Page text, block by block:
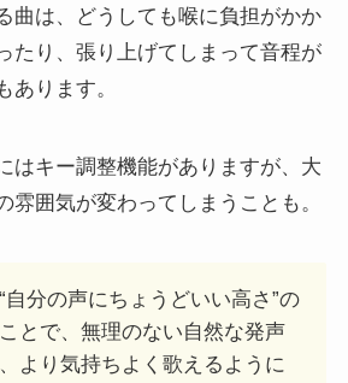
曲は、どうしても喉に負担がかか
たり、張り上げてしまって音程が
あります。
はキー調整機能がありますが、大
雰囲気が変わってしまうことも。
自分の声にちょうどいい高さ”の
とで、無理のない自然な発声
より気持ちよく歌えるように